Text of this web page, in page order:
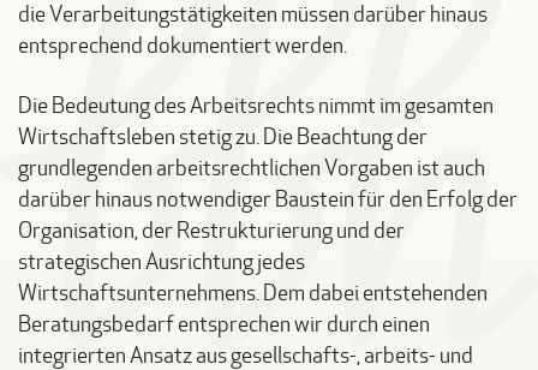
die Verarbeitungstätigkeiten müssen darüber hinaus
entsprechend dokumentiert werden.
Die Bedeutung des Arbeitsrechts nimmt im gesamten
Wirtschaftsleben stetig zu. Die Beachtung der
grundlegenden arbeitsrechtlichen Vorgaben ist auch
darüber hinaus notwendiger Baustein für den Erfolg der
Organisation, der Restrukturierung und der
strategischen Ausrichtung jedes
Wirtschaftsunternehmens. Dem dabei entstehenden
Beratungsbedarf entsprechen wir durch einen
integrierten Ansatz aus gesellschafts-, arbeits- und